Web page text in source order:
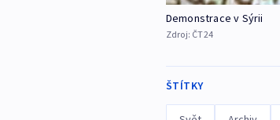
Demonstrace v Sýrii
Zdroj: ČT24
ŠTÍTKY